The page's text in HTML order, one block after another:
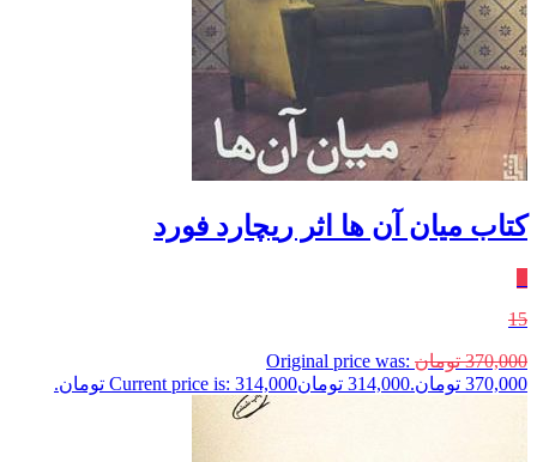
کتاب میان آن ها اثر ریچارد فورد
15
370,000 تومان Original price was:
370,000 تومان.
314,000 تومانCurrent price is: 314,000 تومان.